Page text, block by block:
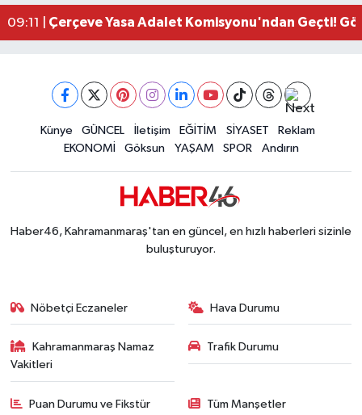
09:11 | Çerçeve Yasa Adalet Komisyonu'ndan Geçti!
09:04 |Kahramanmaraş'taki Okul Saldırısı TBMM
Kahramanmaraş'ta Pusula Maraş Eğitim
Kahramanmaraş'ta Tarım İçin Su Seferberliği
20:02 |Kahramanmaraş'ta 5 Kilometrelik Yolda Sıcak
Künye GÜNCEL İletişim EĞİTİM SİYASET
Reklam
EKONOMİ
Göksun YAŞAM SPOR Andırın
Haber46, Kahramanmaraş'tan en güncel, en hızlı haberleri sizinle
buluşturuyor.
Nöbetçi Eczaneler Hava Durumu
Kahramanmaraş Namaz
Vakitleri
Trafik Durumu
Puan Durumu ve Fikstür Tüm Manşetler